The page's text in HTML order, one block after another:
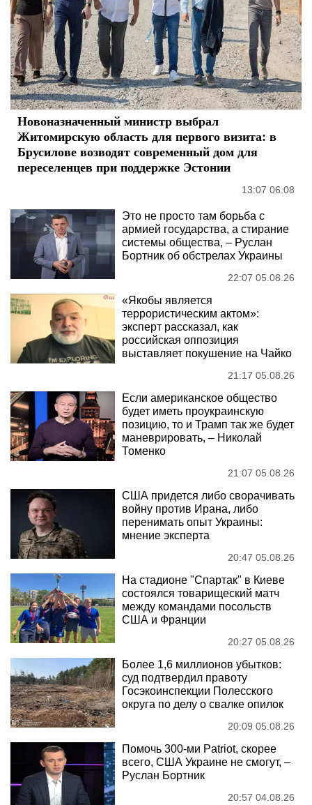
Новоназначенный министр выбрал
Житомирскую область для первого визита: в
Брусилове возводят современный дом для
переселенцев при поддержке Эстонии
13:07 06.08
Это не просто там борьба с
армией государства, а стирание
системы общества, – Руслан
Бортник об обстрелах Украины
22:07 05.08.26
«Якобы является
террористическим актом»:
эксперт рассказал, как
российская оппозиция
выставляет покушение на Чайко
21:17 05.08.26
Если американское общество
будет иметь проукраинскую
позицию, то и Трамп так же будет
маневрировать, – Николай
Томенко
21:07 05.08.26
США придется либо сворачивать
войну против Ирана, либо
перенимать опыт Украины:
мнение эксперта
20:47 05.08.26
На стадионе "Спартак" в Киеве
состоялся товарищеский матч
между командами посольств
США и Франции
20:27 05.08.26
Более 1,6 миллионов убытков:
суд подтвердил правоту
Госэкоинспекции Полесского
округа по делу о свалке опилок
20:09 05.08.26
Помочь 300-ми Patriot, скорее
всего, США Украине не смогут, –
Руслан Бортник
20:57 04.08.26